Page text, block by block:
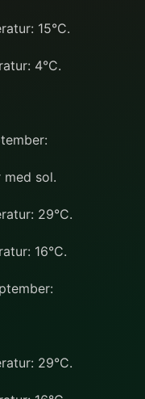
15°C.
4°C.
med sol.
29°C.
16°C.
29°C.